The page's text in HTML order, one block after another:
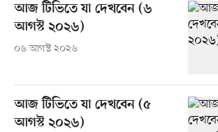
আজ টিভিতে যা দেখবেন (৬
আগস্ট ২০২৬)
০৬ আগস্ট ২০২৬
আজ টিভিতে যা দেখবেন (৫
আগস্ট ২০২৬)